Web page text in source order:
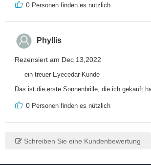
0 Personen finden es nützlich
Phyllis
Rezensiert am Dec 13,2022
ein treuer Eyecedar-Kunde
Das ist die erste Sonnenbrille, die ich gekauft
0 Personen finden es nützlich
Schreiben Sie eine Kundenbewertung